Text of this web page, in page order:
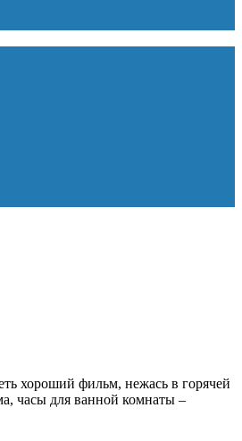
хороший фильм, нежась в горячей
часы для ванной комнаты –